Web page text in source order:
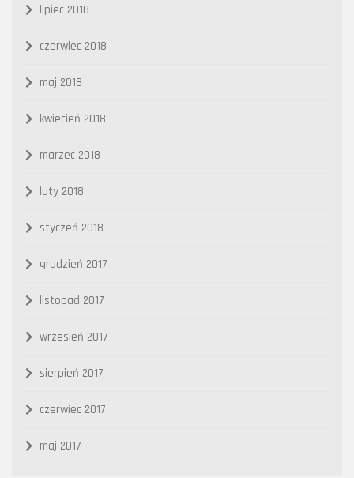
lipiec 2018
czerwiec 2018
maj 2018
kwiecień 2018
marzec 2018
luty 2018
styczeń 2018
grudzień 2017
listopad 2017
wrzesień 2017
sierpień 2017
czerwiec 2017
maj 2017